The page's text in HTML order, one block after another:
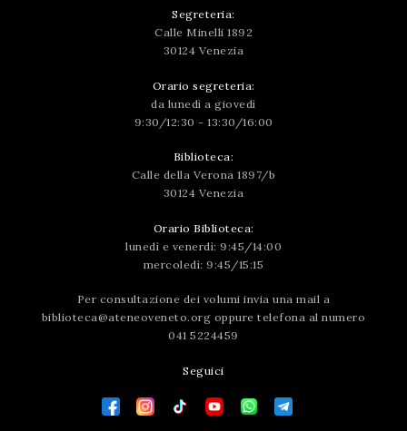
Segreteria:
Calle Minelli 1892
30124 Venezia
Orario segreteria:
da lunedì a giovedì
9:30/12:30 - 13:30/16:00
Biblioteca:
Calle della Verona 1897/b
30124 Venezia
Orario Biblioteca:
lunedì e venerdì: 9:45/14:00
mercoledì: 9:45/15:15
Per consultazione dei volumi invia una mail a
biblioteca@ateneoveneto.org oppure telefona al numero
041 5224459
Seguici